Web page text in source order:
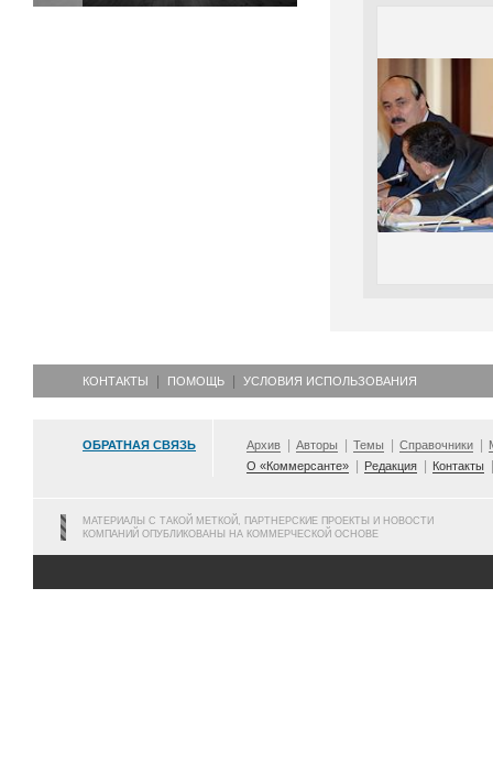
КОНТАКТЫ ПОМОЩЬ УСЛОВИЯ ИСПОЛЬЗОВАНИЯ
ОБРАТНАЯ СВЯЗЬ Архив Авторы Темы Справочники
О «Коммерсанте»
Редакция Контакты
МАТЕРИАЛЫ С ТАКОЙ МЕТКОЙ, ПАРТНЕРСКИЕ ПРОЕКТЫ И НОВОСТИ
КОМПАНИЙ ОПУБЛИКОВАНЫ НА КОММЕРЧЕСКОЙ ОСНОВЕ